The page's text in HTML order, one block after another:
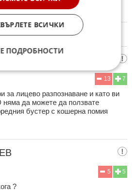
от модератор.
7
13
за лицево разпознаване и като ви
няма да можете да ползвате
бустер с кошерна помия
5
5
?
ВСИЧКИ
ПОДРОБНОСТИ